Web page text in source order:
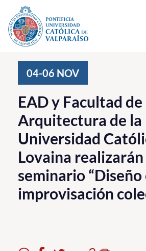
Click acá para ir directamente al contenido
Investigación, Creación e Innovación
PUCV Internacional
Vinculación con el Medio
Admisión
Pregrado
Postgrado
04-06 NOV
EAD y Facultad de
Arquitectura de la
Universidad
Lovaina realizarán
seminario “Diseño
improvisación